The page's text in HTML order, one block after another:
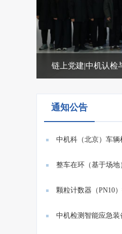
链上党建|中机认检
通知公告
中机科（北京）车
系统...
整车在环（基于场
颗粒计数器（PN10
中机检测智能应急装